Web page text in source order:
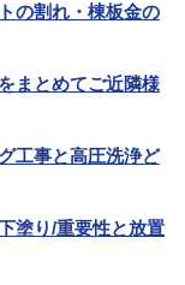
の割れ・棟板金の
まとめてご近隣様
工事と高圧洗浄ど
塗り/重要性と放置